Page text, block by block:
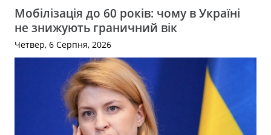
Мобілізація до 60 років: чому в Україні
не знижують граничний вік
Четвер, 6 Серпня, 2026